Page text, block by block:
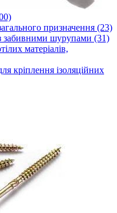
призначення (23)
забивними шурупами (31)
матеріалів,
кріплення ізоляційних